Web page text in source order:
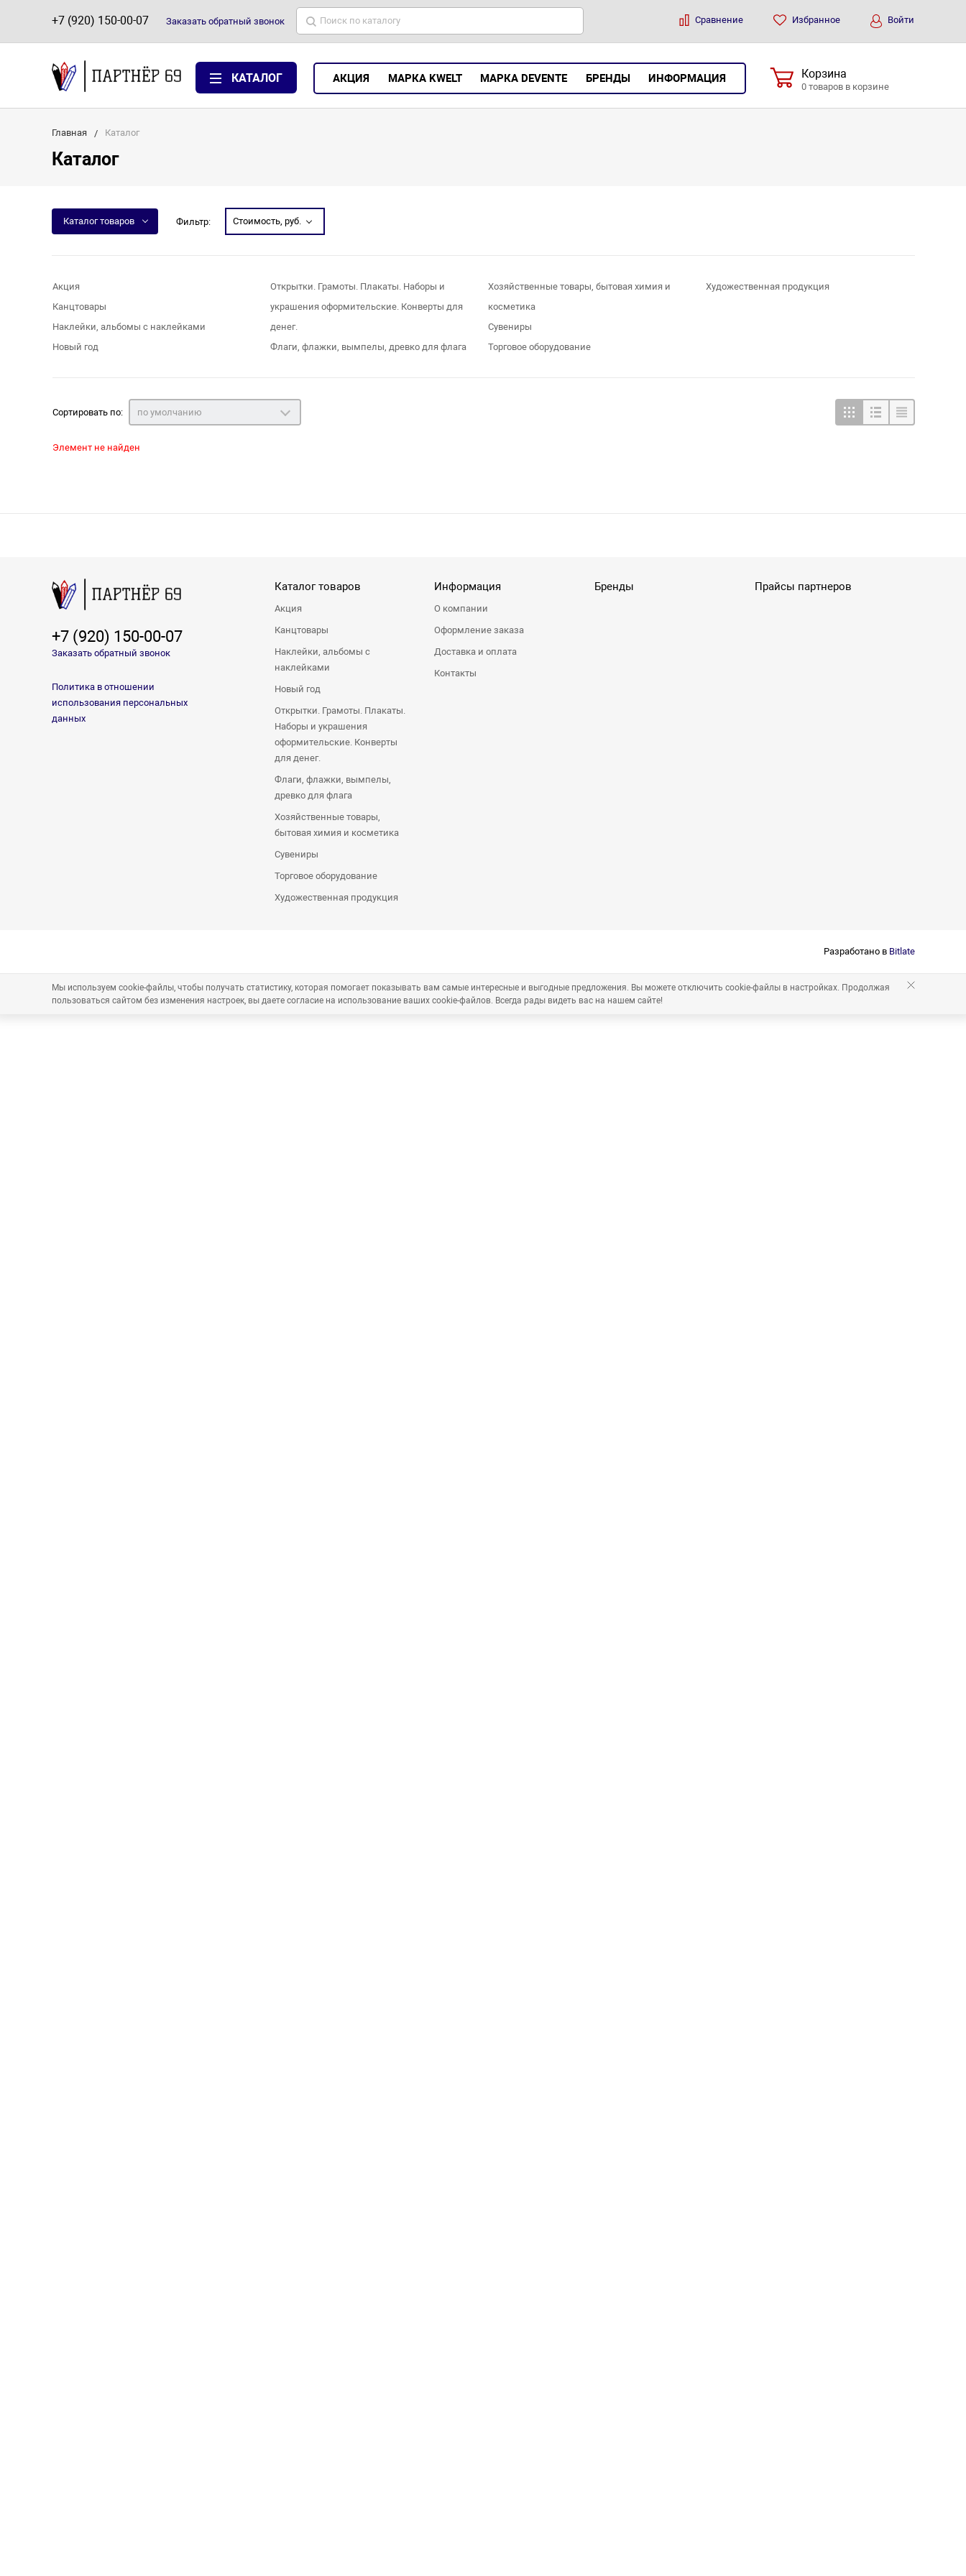
+7 (920) 150-00-07 Заказать обратный звонок Сравнение Избранное Войти
КАТАЛОГ АКЦИЯ МАРКА KWELT МАРКА DEVENTE БРЕНДЫ ИНФОРМАЦИЯ Корзина
0 товаров в корзине
Главная Каталог
Каталог
Каталог товаров Фильтр: Стоимость, руб.
Акция
Канцтовары
Наклейки, альбомы с наклейками
Новый год
Открытки. Грамоты. Плакаты. Наборы и
украшения оформительские. Конверты для
денег.
Флаги, флажки, вымпелы, древко для флага
Хозяйственные товары, бытовая химия и
косметика
Сувениры
Торговое оборудование
Художественная продукция
Сортировать по: по умолчанию
Элемент не найден
+7 (920) 150-00-07
Заказать обратный звонок
Политика в отношении
использования персональных
данных
Каталог товаров
Акция
Канцтовары
Наклейки, альбомы с
наклейками
Новый год
Открытки. Грамоты. Плакаты.
Наборы и украшения
оформительские. Конверты
для денег.
Флаги, флажки, вымпелы,
древко для флага
Хозяйственные товары,
бытовая химия и косметика
Сувениры
Торговое оборудование
Художественная продукция
Информация
О компании
Оформление заказа
Доставка и оплата
Контакты
Бренды Прайсы партнеров
Разработано в Bitlate
Мы используем cookie-файлы, чтобы получать статистику, которая помогает показывать вам самые интересные и выгодные предложения. Вы можете отключить cookie-файлы в настройках. Продолжая
пользоваться сайтом без изменения настроек, вы даете согласие на использование ваших cookie-файлов. Всегда рады видеть вас на нашем сайте!